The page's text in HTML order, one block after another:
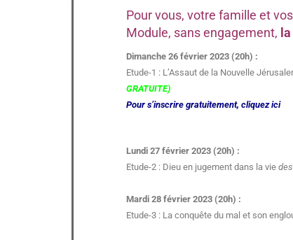
Pour vous, votre famille et
Module, sans engagement,
Dimanche 26 février 2023 (20h) :
Etude-1 : L’Assaut de la Nouvelle
GRATUITE)
Pour s’inscrire gratuitement, cliquez ici
Lundi 27 février 2023 (20h) :
Etude-2 : Dieu en jugement dans la vie
Mardi 28 février 2023 (20h) :
Etude-3 : La conquête du mal et son